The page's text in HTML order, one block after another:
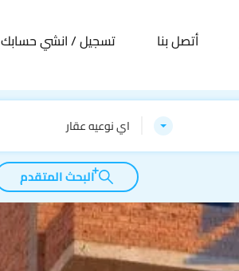
أتصل بنا تسجيل / انشي حسابك
اي نوعيه عقار
البحث المتقدم